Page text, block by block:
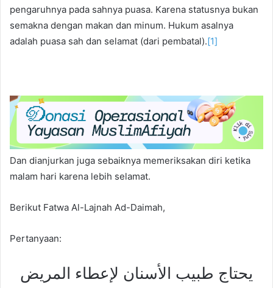
pengaruhnya pada sahnya puasa. Karena statusnya bukan
semakna dengan makan dan minum. Hukum asalnya
adalah puasa sah dan selamat (dari pembatal).[1]
Dan dianjurkan juga sebaiknya memeriksakan diri ketika
malam hari karena lebih selamat.
Berikut Fatwa Al-Lajnah Ad-Daimah,
Pertanyaan:
يحتاج طبيب الأسنان لإعطاء المريض